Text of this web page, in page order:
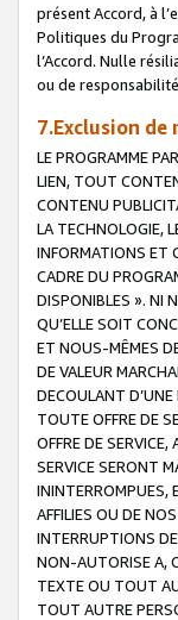
présent Accord, à
Politiques du
l’Accord. Nulle
ou de
7.Exclusion
LE PROGRAMME
LIEN, TOUT
CONTENU
LA TECHNOLOGIE,
INFORMATIONS ET
CADRE DU
DISPONIBLES ». NI
QU’ELLE SOIT
ET NOUS-MÊMES
DE VALEUR
DECOULANT
TOUTE OFFRE DE
OFFRE DE
SERVICE SERONT
ININTERROMPUES,
AFFILIES OU DE
INTERRUPTIONS
NON-AUTORISE A,
TEXTE OU TOUT
TOUT AUTRE